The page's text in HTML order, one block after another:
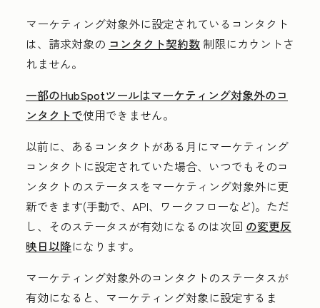
マーケティング対象外に設定されているコンタクト
は、請求対象の コンタクト契約数 制限にカウントさ
れません。
一部のHubSpotツールはマーケティング対象外のコ
ンタクトで使用できません。
以前に、あるコンタクトがある月にマーケティング
コンタクトに設定されていた場合、いつでもそのコ
ンタクトのステータスをマーケティング対象外に更
新できます(手動で、API、ワークフローなど)。ただ
し、そのステータスが有効になるのは次回 の変更反
映日以降になります。
マーケティング対象外のコンタクトのステータスが
有効になると、マーケティング対象に設定するま